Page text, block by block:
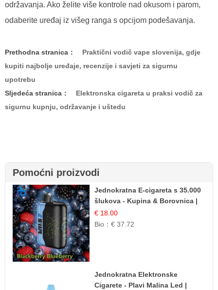
održavanja. Ako želite više kontrole nad okusom i parom,
odaberite uređaj iz višeg ranga s opcijom podešavanja.
Prethodna stranica：
Praktični vodič vape slovenija, gdje
kupiti najbolje uređaje, recenzije i savjeti za sigurnu
upotrebu
Sljedeća stranica：
Elektronska cigareta u praksi vodič za
sigurnu kupnju, održavanje i uštedu
Pomoćni proizvodi
Jednokratna E-cigareta s 35.000
šlukova - Kupina & Borovnica |
Intenzivna Mješavina Šumskog
Voća
€ 18.00
Bio：€ 37.72
Jednokratna Elektronske
Cigarete - Plavi Malina Led |